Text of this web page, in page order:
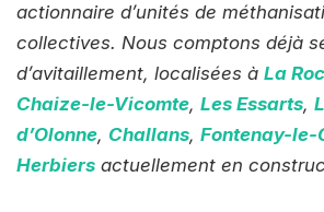
actionnaire d’unités de
collectives. Nous comptons déjà
d’avitaillement, localisées à La
Chaize-le-Vicomte, Les Essarts,
d’Olonne, Challans, Fontenay-le-
Herbiers actuellement en